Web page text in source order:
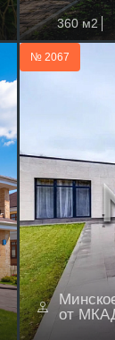
360 м2
№ 2067
от